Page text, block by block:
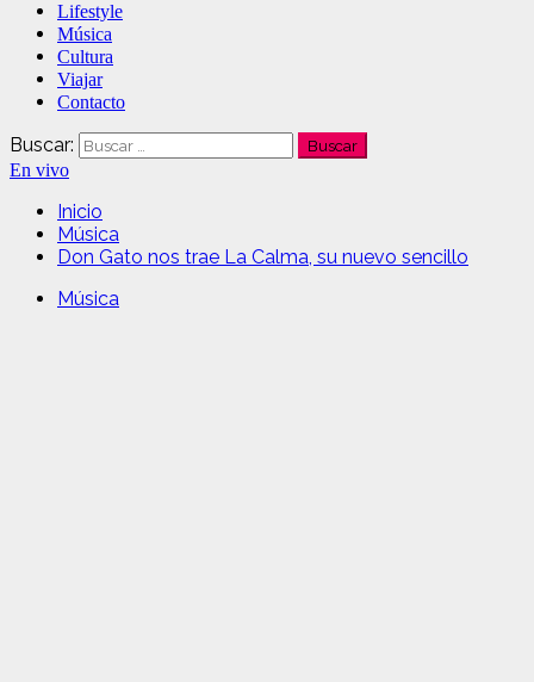
Lifestyle
Música
Cultura
Viajar
Contacto
Buscar:
En vivo
Inicio
Música
Don Gato nos trae La Calma, su nuevo sencillo
Música